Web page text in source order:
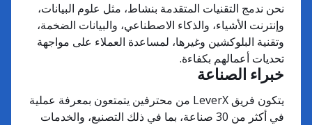
خبراء الصناعة
يتكون فريق LeverX من محترفين يتمتعون بمعرفة عملية
في أكثر من 30 صناعة، بما في ذلك التصنيع، والخدمات
نحن ندمج التقنيات المتقدمة بنشاط، مثل علوم البيانات،
وإنترنت الأشياء، والذكاء الاصطناعي، والبيانات الضخمة،
وتقنية البلوكشين وغيرها، لمساعدة العملاء على مواجهة
تحديات أعمالهم بكفاءة.